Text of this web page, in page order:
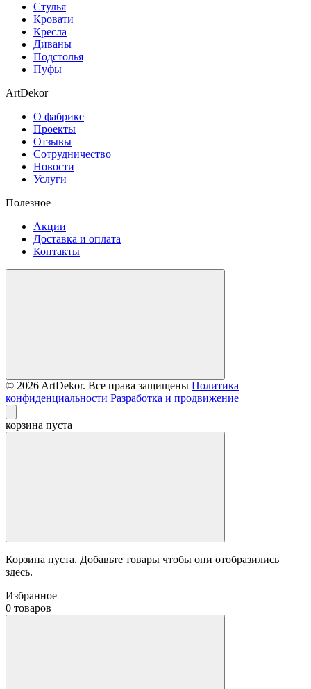
Стулья
Кровати
Кресла
Диваны
Подстолья
Пуфы
ArtDekor
О фабрике
Проекты
Отзывы
Сотрудничество
Новости
Услуги
Полезное
Акции
Доставка и оплата
Контакты
© 2026 ArtDekor. Все права защищены Политика
конфиденциальности Разработка и продвижение
корзина пуста
Корзина пуста. Добавьте товары чтобы они отобразились
здесь.
Избранное
0 товаров